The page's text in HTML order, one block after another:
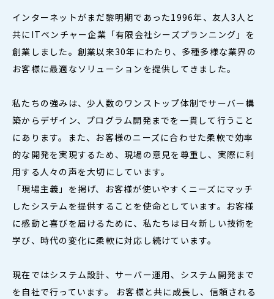
インターネットがまだ黎明期であった1996年、友人3人と
共にITベンチャー企業「有限会社シーズプランニング」を
創業しました。創業以来30年にわたり、多種多様な業界の
お客様に最適なソリューションを提供してきました。
私たちの強みは、少人数のワンストップ体制でサーバー構
築からデザイン、プログラム開発までを一貫して行うこと
にあります。また、お客様のニーズに合わせた柔軟で効率
的な開発を実現するため、現場の意見を尊重し、実際に利
用する人々の声を大切にしています。
「現場主義」を掲げ、お客様が使いやすくニーズにマッチ
したシステムを提供することを使命としています。お客様
に感動と喜びを届けるために、私たちは日々新しい技術を
学び、時代の変化に柔軟に対応し続けています。
現在ではシステム設計、サーバー運用、システム開発まで
を自社で行っています。
お客様と共に成長し、信頼される